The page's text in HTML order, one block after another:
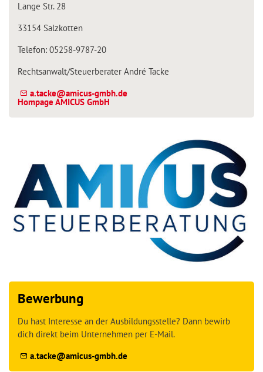
Lange Str. 28
33154 Salzkotten
Telefon: 05258-9787-20
Rechtsanwalt/Steuerberater André Tacke
a.tacke@amicus-gmbh.de
Hompage AMICUS GmbH
Bewerbung
Du hast Interesse an der Ausbildungsstelle? Dann bewirb
dich direkt beim Unternehmen per E-Mail.
a.tacke@amicus-gmbh.de